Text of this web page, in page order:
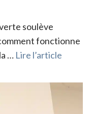
soulève
fonctionne
… Lire l’article